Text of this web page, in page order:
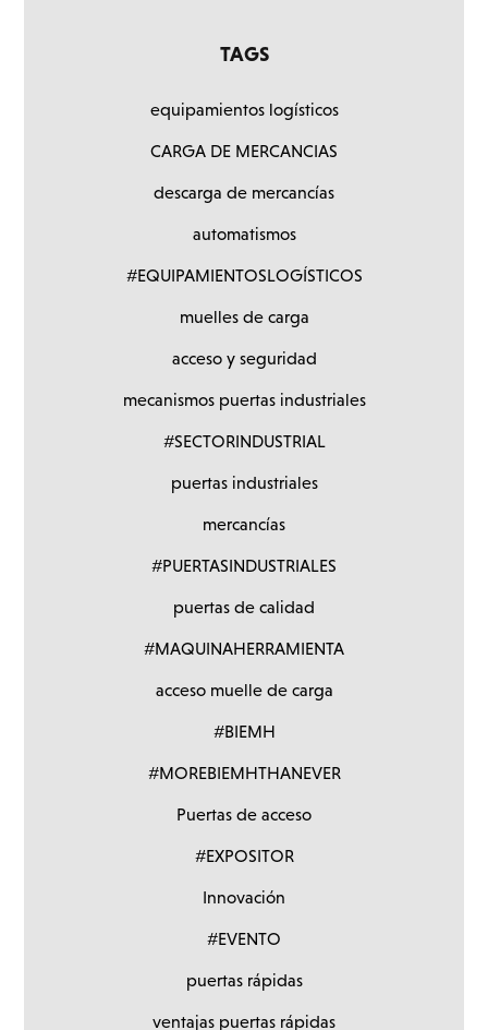
TAGS
equipamientos logísticos
CARGA DE MERCANCIAS
descarga de mercancías
automatismos
#EQUIPAMIENTOSLOGÍSTICOS
muelles de carga
acceso y seguridad
mecanismos puertas industriales
#SECTORINDUSTRIAL
puertas industriales
mercancías
#PUERTASINDUSTRIALES
puertas de calidad
#MAQUINAHERRAMIENTA
acceso muelle de carga
#BIEMH
#MOREBIEMHTHANEVER
Puertas de acceso
#EXPOSITOR
Innovación
#EVENTO
puertas rápidas
ventajas puertas rápidas